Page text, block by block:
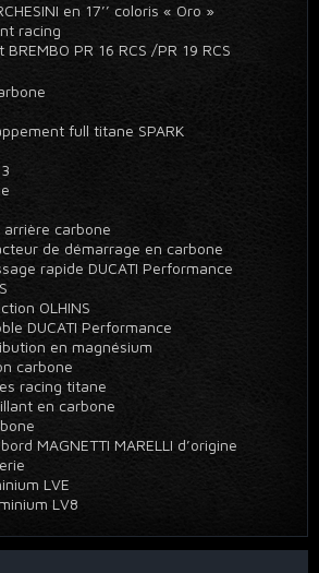
en 17’’ coloris « Oro »
racing
PR 16 RCS /PR 19 RCS
full titane SPARK
carbone
de démarrage en carbone
rapide DUCATI Performance
OLHINS
DUCATI Performance
en magnésium
carbone
racing titane
en carbone
MAGNETTI MARELLI d’origine
LVE
LV8